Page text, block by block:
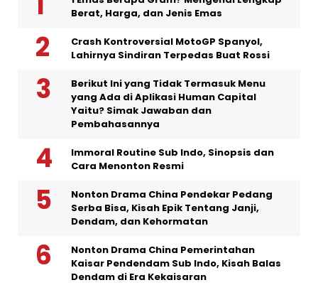
Berat, Harga, dan Jenis Emas
Crash Kontroversial MotoGP Spanyol,
Lahirnya Sindiran Terpedas Buat Rossi
Berikut Ini yang Tidak Termasuk Menu
yang Ada di Aplikasi Human Capital
Yaitu? Simak Jawaban dan
Pembahasannya
Immoral Routine Sub Indo, Sinopsis dan
Cara Menonton Resmi
Nonton Drama China Pendekar Pedang
Serba Bisa, Kisah Epik Tentang Janji,
Dendam, dan Kehormatan
Nonton Drama China Pemerintahan
Kaisar Pendendam Sub Indo, Kisah Balas
Dendam di Era Kekaisaran